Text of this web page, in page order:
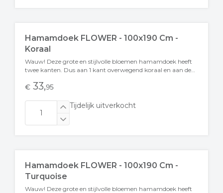
Hamamdoek FLOWER - 100x190 Cm -
Koraal
Wauw! Deze grote en stijlvolle bloemen hamamdoek heeft
twee kanten. Dus aan 1 kant overwegend koraal en aan de
€ 33,95
Tijdelijk uitverkocht
Hamamdoek FLOWER - 100x190 Cm -
Turquoise
Wauw! Deze grote en stijlvolle bloemen hamamdoek heeft